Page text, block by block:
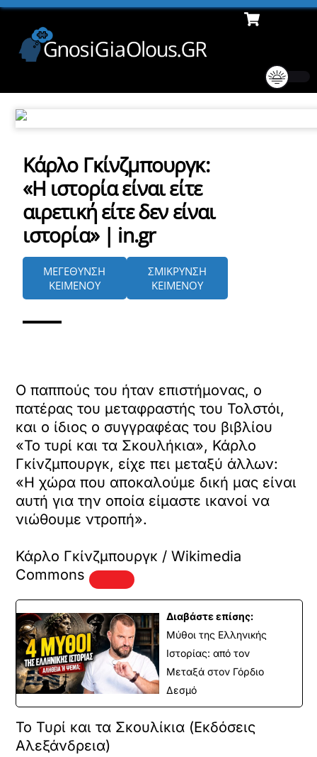
Skip
content
Cart
Κάρλο Γκίνζμπουργκ:
«Η ιστορία είναι είτε
αιρετική είτε δεν είναι
ιστορία» | in.gr
ΜΕΓΕΘΥΝΣΗ
ΚΕΙΜΕΝΟΥ
ΣΜΙΚΡΥΝΣΗ
ΚΕΙΜΕΝΟΥ
Ο παππούς του ήταν επιστήμονας, ο
πατέρας του μεταφραστής του Τολστόι,
και ο ίδιος ο συγγραφέας του βιβλίου
«Το τυρί και τα Σκουλήκια», Κάρλο
Γκίνζμπουργκ, είχε πει μεταξύ άλλων:
«Η χώρα που αποκαλούμε δική μας είναι
αυτή για την οποία είμαστε ικανοί να
νιώθουμε ντροπή».
Κάρλο Γκίνζμπουργκ / Wikimedia
Commons
Διαβάστε επίσης:
Μύθοι της Ελληνικής
Ιστορίας: από τον
Μεταξά στον Γόρδιο
Δεσμό
Το Τυρί και τα Σκουλίκια (Εκδόσεις
Αλεξάνδρεια)